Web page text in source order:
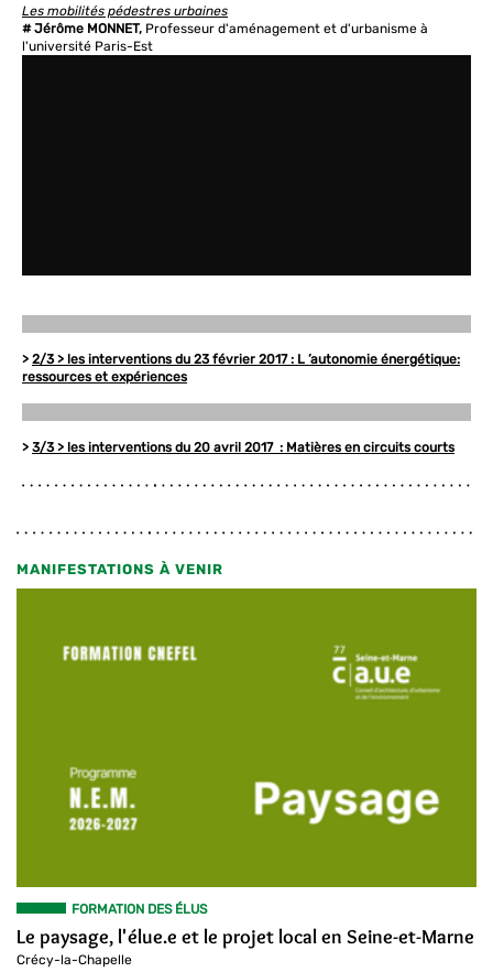
Les mobilités pédestres urbaines
# Jérôme MONNET, Professeur d'aménagement et d'urbanisme à
l'université Paris-Est
> 2/3 > les interventions du 23 février 2017 : L ’autonomie énergétique:
ressources et expériences
> 3/3 > les interventions du 20 avril 2017 : Matières en circuits courts
MANIFESTATIONS À VENIR
FORMATION DES ÉLUS
Le paysage, l'élue.e et le projet local en Seine-et-Marne
Crécy-la-Chapelle